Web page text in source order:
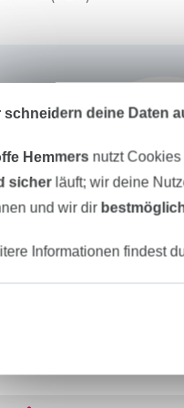
schneidern deine Daten
Hemmers nutzt
sicherläuft; wir deine
und wir dir
Informationen findest